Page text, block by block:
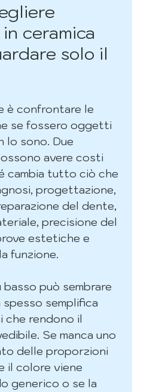
ceramica
solo il
è confrontare le
se fossero oggetti
lo sono. Due
avere costi
cambia tutto ciò che
progettazione,
del dente,
precisione del
estetiche e
funzione.
basso può sembrare
semplifica
che rendono il
Se manca uno
delle proporzioni
il colore viene
generico o se la